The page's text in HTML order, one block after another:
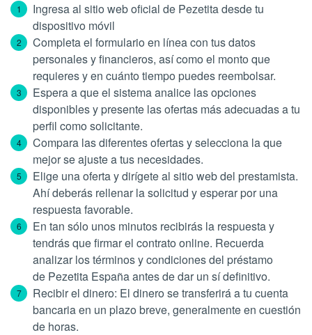
Ingresa al sitio web oficial de Pezetita desde tu
dispositivo móvil
Completa el formulario en línea con tus datos
personales y financieros, así como el monto que
requieres y en cuánto tiempo puedes reembolsar.
Espera a que el sistema analice las opciones
disponibles y presente las ofertas más adecuadas a tu
perfil como solicitante.
Compara las diferentes ofertas y selecciona la que
mejor se ajuste a tus necesidades.
Elige una oferta y dirígete al sitio web del prestamista.
Ahí deberás rellenar la solicitud y esperar por una
respuesta favorable.
En tan sólo unos minutos recibirás la respuesta y
tendrás que firmar el contrato online. Recuerda
analizar los términos y condiciones del préstamo
de Pezetita España antes de dar un sí definitivo.
Recibir el dinero: El dinero se transferirá a tu cuenta
bancaria en un plazo breve, generalmente en cuestión
de horas.